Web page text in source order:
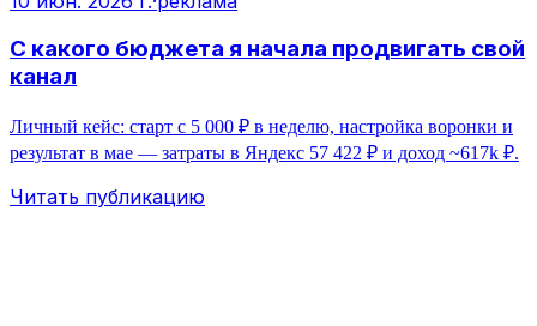
С какого бюджета я начала продвигать свой
канал
Личный кейс: старт с 5 000 ₽ в неделю, настройка воронки и
результат в мае — затраты в Яндекс 57 422 ₽ и доход ~617k ₽.
Читать публикацию